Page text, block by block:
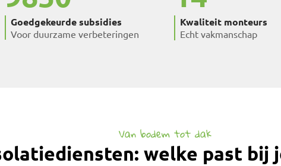
Goedgekeurde subsidies
Voor duurzame verbeteringen
Kwaliteit monteurs
Echt vakmanschap
Van bodem tot dak
welke past bij